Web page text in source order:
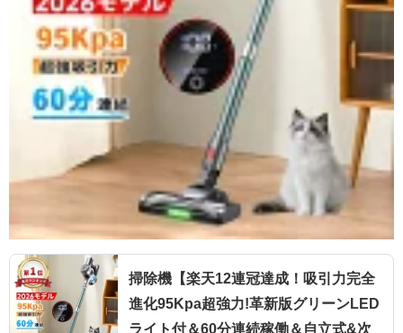
掃除機【楽天12連冠達成！吸引力完全
進化95Kpa超強力!革新版グリーンLED
ライト付＆60分連続稼働＆自立式&次